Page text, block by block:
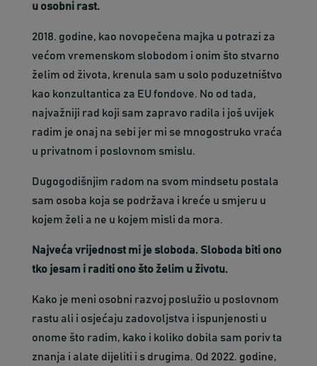
u osobni rast.
2018. godine, kao novopečena majka u potrazi za
većom vremenskom slobodom i onim što stvarno
želim od života, krenula sam u solo poduzetništvo
kao konzultantica za EU fondove. No od tada,
najvažniji rad koji sam zapravo radila i još uvijek
radim je onaj na sebi jer mi se mnogostruko vraća
u privatnom i poslovnom smislu.
Dugogodišnjim radom na svom mindsetu postala
sam osoba koja se podržava i kreće u smjeru u
kojem želi a ne u kojem misli da mora.
Najveća vrijednost mi je sloboda. Sloboda biti ono
tko jesam i raditi ono što želim u životu.
Kako je meni osobni razvoj poslužio u poslovnom
rastu ali i osjećaju zadovoljstva i ispunjenosti u
onome što radim, kako i koliko dobila sam poriv ta
znanja i alate dijeliti i s drugima. Od 2022. godine,